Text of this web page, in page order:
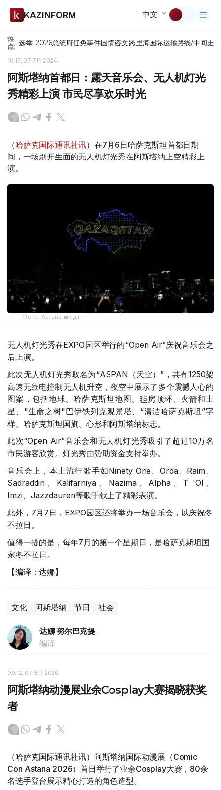
KAZINFORM 中文
热
点: 选举-2026总统府任免事件国情咨文跨里海国际运输路线/中间走廊
10:17, 07 7月 2024
阿斯塔纳首都日：露天音乐会、无人机灯光
秀精彩上演 市民尽享欢乐时光
（哈萨克国际通讯社讯）在7月6日哈萨克斯坦首都日期
间，一场别开生面的无人机灯光秀在阿斯塔纳上空精彩上
演。
Фото: Астана әкімдігі
无人机灯光秀在EXPO园区举行的“Open Air”庆祝音乐会之
后上演。
此次无人机灯光秀取名为“ASPAN（天空）”，共有1250架
高速无线电控制无人机升空，夜空中展示了多个震撼人心的
图案，包括地球、哈萨克斯坦地图、毡房顶环、火箭和土
星、"生命之树"巴伊铁列克观景塔、“清洁哈萨克斯坦”字
样、哈萨克斯坦国旗、心形和阿斯塔纳标志。
此次“Open Air”音乐会和无人机灯光秀吸引了超过10万名
市民游客欣赏。灯光秀由赞助资金支持举办。
音乐会上，本土流行歌手如Ninety One、Orda、Raim、
Sadraddin、Kalifarniya、Nazima、Alpha、T 'OI、
Imzi、Jazzdauren等歌手献上了精彩表演。
此外，7月7日，EXPO园区还将举办一场音乐会，以庆祝冬
不拉日。
值得一提的是，每年7月的第一个星期日，是哈萨克斯坦国
家冬不拉日。
【编译：达娜】
文化 阿斯塔纳 节日 社会
达娜 努尔巴克提
编译
09:12, 07 8月 2026
阿斯塔纳动漫展业余Cosplay大赛揭晓获奖
者
（哈萨克国际通讯社讯）阿斯塔纳国际动漫展（Comic
Con Astana 2026）首日举行了业余Cosplay大赛，80余
名选手登台展示精心打造的角色造型。